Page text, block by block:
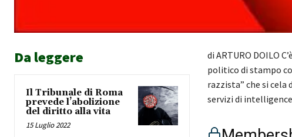
Da leggere
Il Tribunale di Roma
prevede l’abolizione
del diritto alla vita
15 Luglio 2022
di ARTURO DOILO
politico di stampo
razzista” che si cela
servizi di